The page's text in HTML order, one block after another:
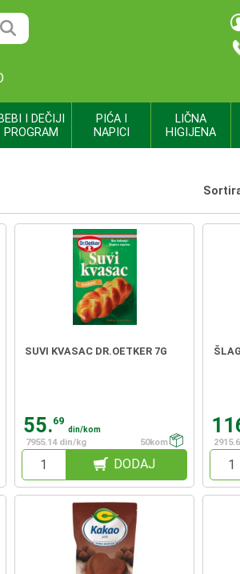
BEBI I DEČIJI
PROGRAM
PIĆA I
NAPICI
LIČNA
HIGIJENA
SUVI KVASAC DR.OETKER 7G
55.69
din/kom
7955.14 din/kg
50kom
DODAJ